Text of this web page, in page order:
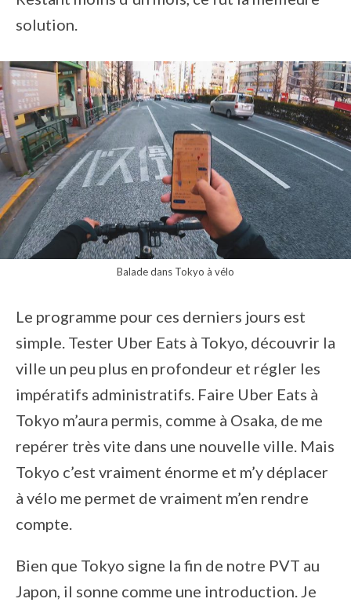
solution.
Balade dans Tokyo à vélo
Le programme pour ces derniers jours est
simple. Tester Uber Eats à Tokyo, découvrir la
ville un peu plus en profondeur et régler les
impératifs administratifs. Faire Uber Eats à
Tokyo m’aura permis, comme à Osaka, de me
repérer très vite dans une nouvelle ville. Mais
Tokyo c’est vraiment énorme et m’y déplacer
à vélo me permet de vraiment m’en rendre
compte.
Bien que Tokyo signe la fin de notre PVT au
Japon, il sonne comme une introduction. Je